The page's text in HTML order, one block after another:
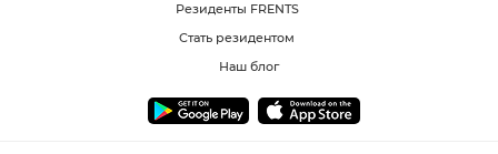
Резиденты FRENTS
Стать резидентом
Наш блог